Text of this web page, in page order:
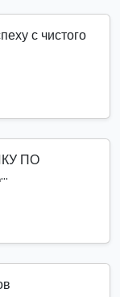
с чистого
ПО